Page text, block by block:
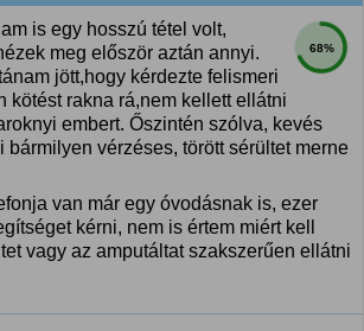
68%
is egy hosszú tétel volt,
meg először aztán annyi.
jött,hogy kérdezte felismeri
kötést rakna rá,nem kellett ellátni
embert. Őszintén szólva, kevés
bármilyen vérzéses, törött sérültet merne
van már egy óvodásnak is, ezer
kérni, nem is értem miért kell
vagy az amputáltat szakszerűen ellátni